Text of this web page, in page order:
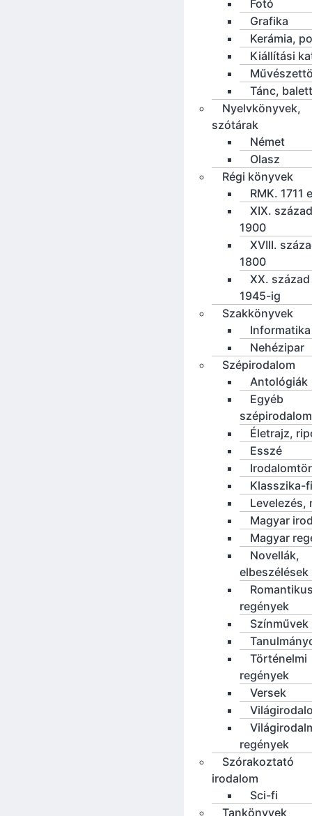
Fotó
Grafika
Kerámia,
Kiállítási
Tánc, balett
Nyelvkönyvek,
szótárak
Német
Olasz
Régi könyvek
RMK. 1711
XIX.
1900
XVIII.
1800
XX.
1945-ig
Szakkönyvek
Informatika
Nehézipar
Szépirodalom
Antológiák
Egyéb
szépirodalom
Életrajz,
Esszé
Klasszika-
Levelezés,
Magyar
Magyar
Novellák,
elbeszélések
regények
Színművek
Történelmi
regények
Versek
regények
Szórakoztató
irodalom
Sci-fi
Tankönyvek